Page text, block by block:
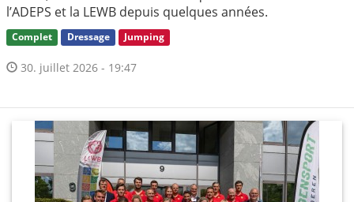
l’ADEPS et la LEWB depuis quelques années.
Complet Dressage Jumping
30. juillet 2026 - 19:47